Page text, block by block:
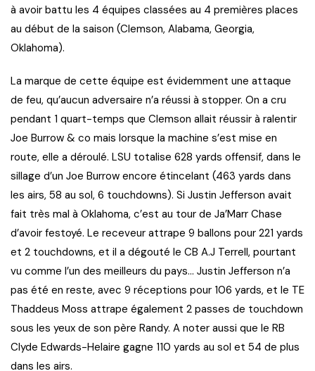
à avoir battu les 4 équipes classées au 4 premières places
au début de la saison (Clemson, Alabama, Georgia,
Oklahoma).
La marque de cette équipe est évidemment une attaque
de feu, qu’aucun adversaire n’a réussi à stopper. On a cru
pendant 1 quart-temps que Clemson allait réussir à ralentir
Joe Burrow & co mais lorsque la machine s’est mise en
route, elle a déroulé. LSU totalise 628 yards offensif, dans le
sillage d’un Joe Burrow encore étincelant (463 yards dans
les airs, 58 au sol, 6 touchdowns). Si Justin Jefferson avait
fait très mal à Oklahoma, c’est au tour de Ja’Marr Chase
d’avoir festoyé. Le receveur attrape 9 ballons pour 221 yards
et 2 touchdowns, et il a dégouté le CB A.J Terrell, pourtant
vu comme l’un des meilleurs du pays… Justin Jefferson n’a
pas été en reste, avec 9 réceptions pour 106 yards, et le TE
Thaddeus Moss attrape également 2 passes de touchdown
sous les yeux de son père Randy. A noter aussi que le RB
Clyde Edwards-Helaire gagne 110 yards au sol et 54 de plus
dans les airs.